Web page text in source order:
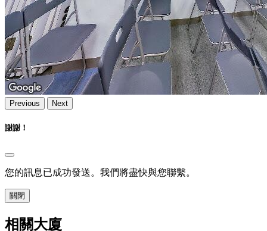
Previous Next
謝謝！
您的訊息已成功發送。我們將盡快與您聯繫。
關閉
相關大廈